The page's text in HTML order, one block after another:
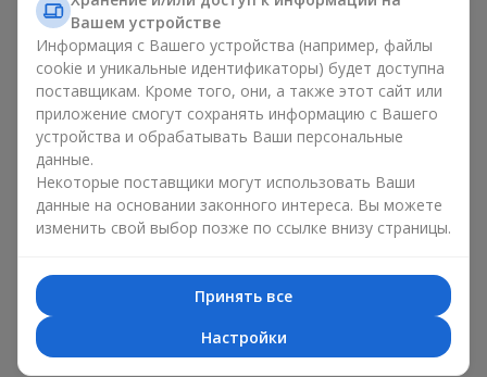
лепестков, изысканную красоту и тренды весенней
флористики. Сегодня букет из ирисов выбирают те, кто
хочет подарить что-то элегантное, но в то же время
сдержанное. Такая композиция для настроения выглядит
свежо и необычно. А ещё букет из ирисов создаёт
романтическое настроение и позволяет передать самые
искренние эмоции близкому человеку без лишних слов и
объяснений.
Внимание ценителей цветов букет из ирисов привлекает
своей деликатной формой и ощущением природной
и прекрасно вписывается в подарочный комплект как сам
по себе, так и в комбинации с другими цветами. Именно
поэтому ирис давно стал любимым растением флористов.
И мы, в цветочном сервисеFlowers.ua
, активно используем
его, чтобы создавать оригинальные букеты к праздникам.
Вашем устройстве
Информация с Вашего устройства (например, файлы
cookie и уникальные идентификаторы) будет доступна
поставщикам. Кроме того, они, а также этот сайт или
приложение смогут сохранять информацию с Вашего
устройства и обрабатывать Ваши персональные
данные.
Некоторые поставщики могут использовать Ваши
данные на основании законного интереса. Вы можете
изменить свой выбор позже по ссылке внизу страницы.
Принять все
Настройки